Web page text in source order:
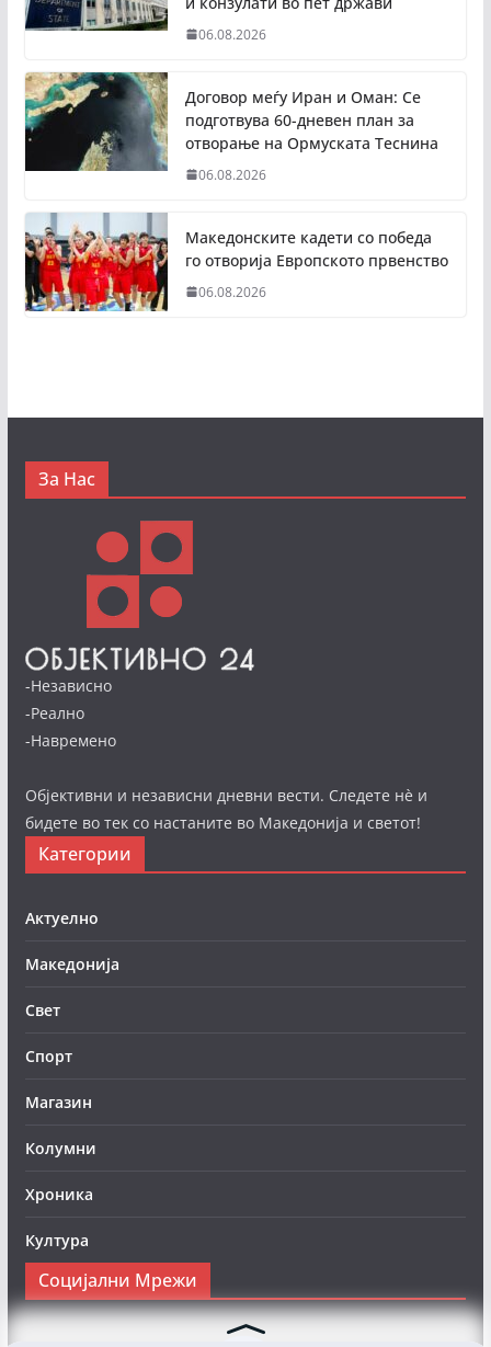
06.08.2026
Договор меѓу Иран и Оман: Се
подготвува 60-дневен план за
отворање на Ормуската Теснина
06.08.2026
Македонските кадети со победа
го отворија Европското првенство
06.08.2026
За Нас
-Независно
-Реално
-Навремено
Објективни и независни дневни вести. Следете нè и
бидете во тек со настаните во Македонија и светот!
Категории
Актуелно
Македонија
Свет
Спорт
Магазин
Колумни
Хроника
Култура
Социјални Мрежи